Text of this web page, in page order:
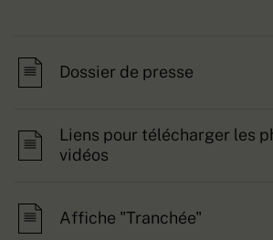
Dossier de presse
Liens pour télécharger les
vidéos
Affiche "Tranchée"